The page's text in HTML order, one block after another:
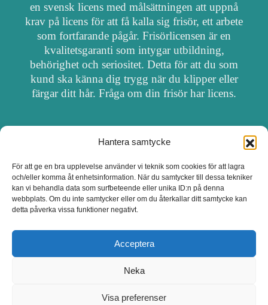
Hantera samtycke
För att ge en bra upplevelse använder vi teknik som cookies för att lagra
och/eller komma åt enhetsinformation. När du samtycker till dessa tekniker
kan vi behandla data som surfbeteende eller unika ID:n på denna
webbplats. Om du inte samtycker eller om du återkallar ditt samtycke kan
detta påverka vissa funktioner negativt.
Acceptera
Neka
Visa preferenser
en svensk licens med målsättningen att uppnå
krav på licens för att få kalla sig frisör, ett arbete
som fortfarande pågår. Frisörlicensen är en
kvalitetsgaranti som intygar utbildning,
behörighet och seriositet. Detta för att du som
kund ska känna dig trygg när du klipper eller
färgar ditt hår. Fråga om din frisör har licens.
OM FRISÖRSÖK
UPPDATERA SALONG